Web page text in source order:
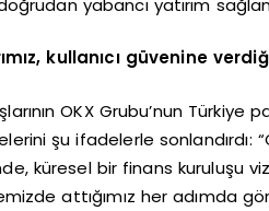
kullanıcı güvenine
OKX Grubu’nun
şu ifadelerle
küresel bir finans kuruluşu
attığımız her adımda